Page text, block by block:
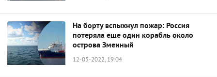
На борту вспыхнул пожар: Россия
потеряла еще один корабль около
острова Змеиный
12-05-2022, 19:04